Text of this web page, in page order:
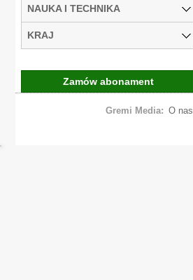
NAUKA I TECHNIKA
KRAJ
Zamów abonament
Gremi Media: O nas